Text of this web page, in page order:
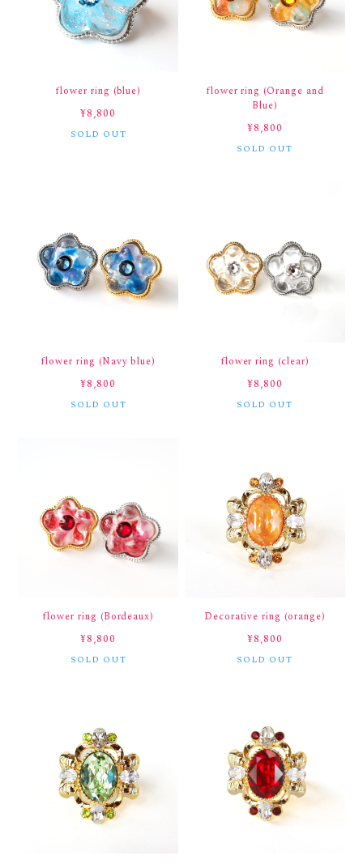
flower ring (blue)
¥8,800
SOLD OUT
flower ring (Orange and
Blue)
¥8,800
SOLD OUT
flower ring (Navy blue)
¥8,800
SOLD OUT
flower ring (clear)
¥8,800
SOLD OUT
flower ring (Bordeaux)
¥8,800
SOLD OUT
Decorative ring (orange)
¥8,800
SOLD OUT